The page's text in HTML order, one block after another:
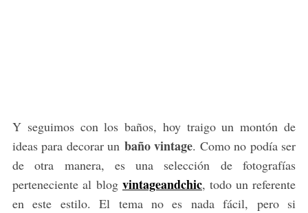
Y seguimos con los baños, hoy traigo un montón de
ideas para decorar un baño vintage. Como no podía ser
de otra manera, es una selección de fotografías
perteneciente al blog vintageandchic, todo un referente
en este estilo. El tema no es nada fácil, pero si